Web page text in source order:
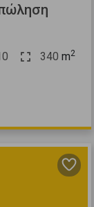
340 m2